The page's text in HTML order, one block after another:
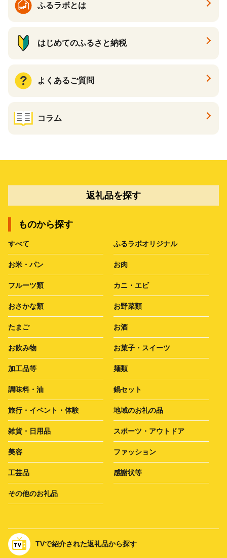
ふるラボとは
はじめてのふるさと納税
よくあるご質問
コラム
返礼品を探す
ものから探す
すべて ふるラボオリジナル
お米・パン お肉
フルーツ類 カニ・エビ
おさかな類 お野菜類
たまご お酒
お飲み物 お菓子・スイーツ
加工品等 麺類
調味料・油 鍋セット
旅行・イベント・体験 地域のお礼の品
雑貨・日用品 スポーツ・アウトドア
美容 ファッション
工芸品 感謝状等
その他のお礼品
TVで紹介された返礼品から探す